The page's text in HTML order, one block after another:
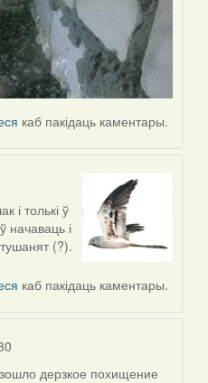
каб пакідаць каментары.
і толькі ў
начаваць і
(?).
каб пакідаць каментары.
дерзкое похищение